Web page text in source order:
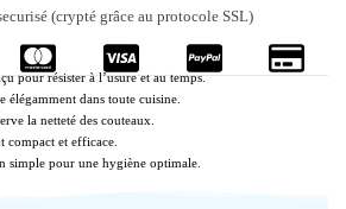
(crypté grâce au protocole SSL)
pour résister à l’usure et au temps.
élégamment dans toute cuisine.
la netteté des couteaux.
compact et efficace.
simple pour une hygiène optimale.